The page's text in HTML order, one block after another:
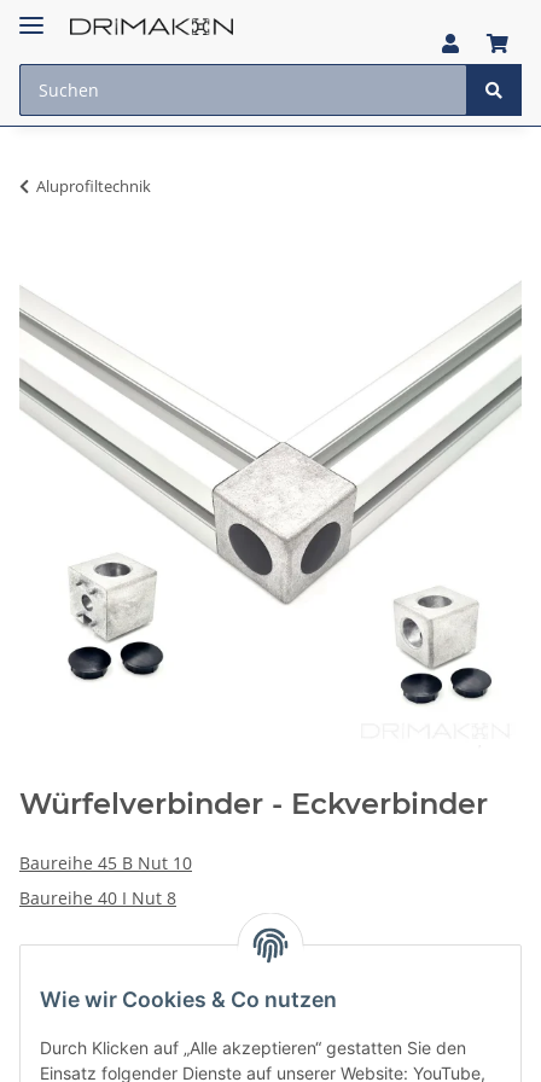
Wie wir Cookies & Co nutzen
Durch Klicken auf „Alle akzeptieren“ gestatten Sie den
Einsatz folgender Dienste auf unserer Website: YouTube,
Aluprofiltechnik
Würfelverbinder - Eckverbinder
Baureihe 45 B Nut 10
Baureihe 40 I Nut 8